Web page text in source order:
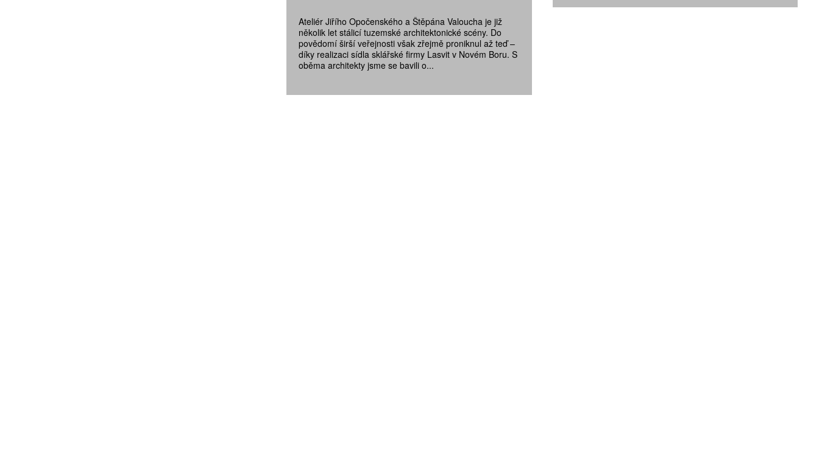
Ateliér Jiřího Opočenského a Štěpána Valoucha je již
několik let stálicí tuzemské architektonické scény. Do
povědomí širší veřejnosti však zřejmě proniknul až teď –
díky realizaci sídla sklářské firmy Lasvit v Novém Boru. S
oběma architekty jsme se bavili o...